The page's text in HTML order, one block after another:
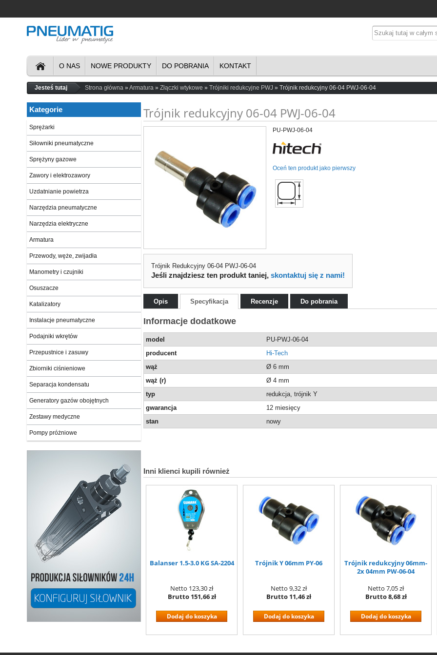
O NAS NOWE PRODUKTY DO POBRANIA KONTAKT
Jesteś tutaj Strona główna Armatura Złączki wtykowe Trójniki redukcyjne PWJ Trójnik redukcyjny 06-04 PWJ-06-04
Trójnik redukcyjny 06-04 PWJ-06-04
PU-PWJ-06-04
Oceń ten produkt jako pierwszy
Trójnik Redukcyjny 06-04 PWJ-06-04
Jeśli znajdziesz ten produkt taniej,skontaktuj się z nami!
Opis Specyfikacja Recenzje Do pobrania
Informacje dodatkowe
model
PU-PWJ-06-04
producent
Hi-Tech
wąż
Ø 6 mm
wąż (r)
Ø 4 mm
typ
redukcja, trójnik Y
gwarancja
12 miesięcy
stan
nowy
Inni klienci kupili również
Balanser 1.5-3.0 KG SA-2204
Netto 123,30 zł
Brutto 151,66 zł
Dodaj do koszyka
Trójnik Y 06mm PY-06
Netto 9,32 zł
Brutto 11,46 zł
Dodaj do koszyka
Trójnik redukcyjny 06mm-
2x 04mm PW-06-04
Netto 7,05 zł
Brutto8,68 zł
Dodaj do koszyka
Kategorie
Sprężarki
Siłowniki pneumatyczne
Sprężyny gazowe
Zawory i elektrozawory
Uzdatnianie powietrza
Narzędzia pneumatyczne
Narzędzia elektryczne
Armatura
Przewody, węże, zwijadła
Manometry i czujniki
Osuszacze
Katalizatory
Instalacje pneumatyczne
Podajniki wkrętów
Przepustnice i zasuwy
Zbiorniki ciśnieniowe
Separacja kondensatu
Generatory gazów obojętnych
Zestawy medyczne
Pompy próżniowe